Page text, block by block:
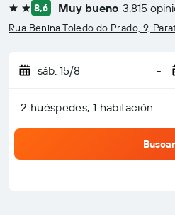
2 estrellas
8,6 Muy bueno 3.815
Rua Benina Toledo do Prado, 9,
sáb. 15/8 -
2 huéspedes, 1 habitación
Buscar